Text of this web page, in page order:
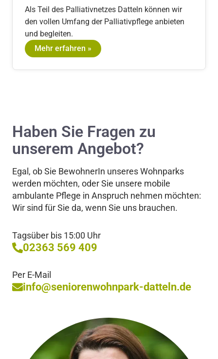
Als Teil des Palliativnetzes Datteln können wir
den vollen Umfang der Palliativpflege anbieten
und begleiten.
Mehr erfahren »
Haben Sie Fragen zu
unserem Angebot?
Egal, ob Sie BewohnerIn unseres Wohnparks
werden möchten, oder Sie unsere mobile
ambulante Pflege in Anspruch nehmen möchten:
Wir sind für Sie da, wenn Sie uns brauchen.
Tagsüber bis 15:00 Uhr
02363 569 409
Per E-Mail
info@seniorenwohnpark-datteln.de